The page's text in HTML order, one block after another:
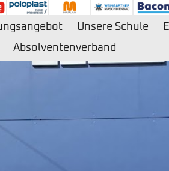
Unsere Schule
Absolventenverband